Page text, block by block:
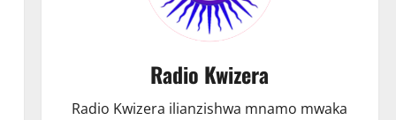
Radio Kwizera
Radio Kwizera ilianzishwa mnamo mwaka